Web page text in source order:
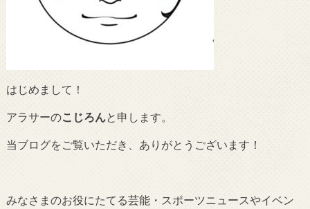
はじめまして！
アラサーのこじろんと申します。
当ブログをご覧いただき、ありがとうございます！
みなさまのお役にたてる芸能・スポーツニュースやイベン